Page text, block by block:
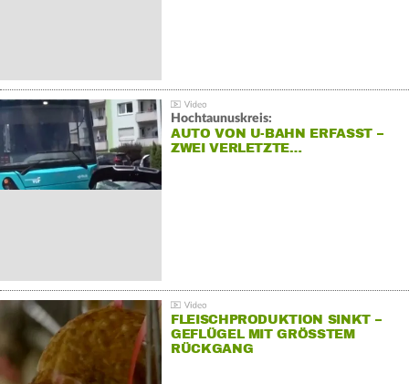
Hochtaunuskreis:
AUTO VON U-BAHN ERFASST –
ZWEI VERLETZTE…
FLEISCHPRODUKTION SINKT –
GEFLÜGEL MIT GRÖSSTEM R
ÜCKGANG